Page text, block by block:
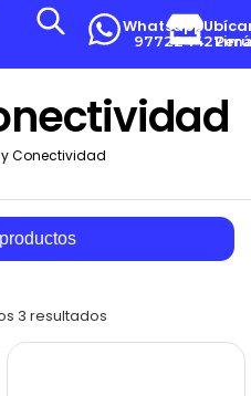
Whatsapp
977224427Lima-Perú
y Conectividad
3 resultados